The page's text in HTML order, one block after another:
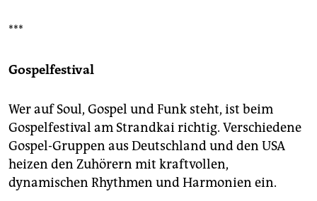
***
Gospelfestival
Wer auf Soul, Gospel und Funk steht, ist beim
Gospelfestival am Strandkai richtig. Verschiedene
Gospel-Gruppen aus Deutschland und den USA
heizen den Zuhörern mit kraftvollen,
dynamischen Rhythmen und Harmonien ein.